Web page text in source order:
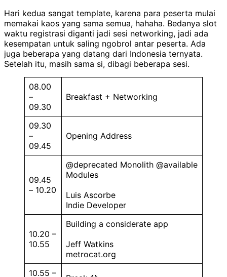
Hari kedua sangat template, karena para peserta mulai
memakai kaos yang sama semua, hahaha. Bedanya slot
waktu registrasi diganti jadi sesi networking, jadi ada
kesempatan untuk saling ngobrol antar peserta. Ada
juga beberapa yang datang dari Indonesia ternyata.
Setelah itu, masih sama si, dibagi beberapa sesi.
08.00
–
09.30
Breakfast + Networking
09.30
–
09.45
Opening Address
09.45
– 10.20
@deprecated Monolith @available
Modules
Luis Ascorbe
Indie Developer
10.20 –
10.55
Building a considerate app
Jeff Watkins
metrocat.org
10.55 –